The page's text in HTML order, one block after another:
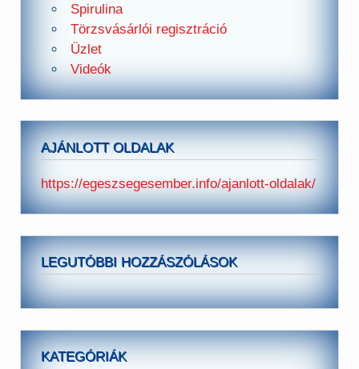
Spirulina
Törzsvásárlói regisztráció
Üzlet
Videók
AJÁNLOTT OLDALAK
https://egeszsegesember.info/ajanlott-oldalak/
LEGUTÓBBI HOZZÁSZÓLÁSOK
KATEGÓRIÁK